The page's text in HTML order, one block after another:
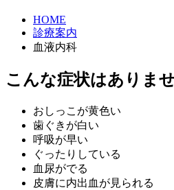
HOME
診療案内
血液内科
こんな症状はありま
おしっこが黄色い
歯ぐきが白い
呼吸が早い
ぐったりしている
血尿がでる
皮膚に内出血が見られる